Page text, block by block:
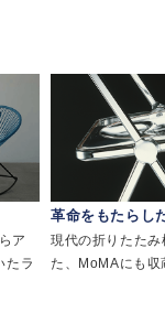
ア
たラ
革命をもたらし
現代の折りたた
た、MoMAにも収